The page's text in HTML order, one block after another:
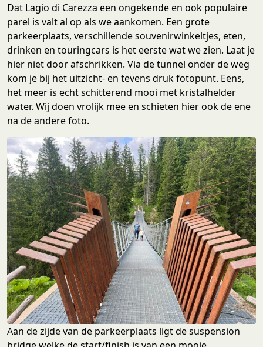
Dat Lagio di Carezza een ongekende en ook populaire
parel is valt al op als we aankomen. Een grote
parkeerplaats, verschillende souvenirwinkeltjes, eten,
drinken en touringcars is het eerste wat we zien. Laat je
hier niet door afschrikken. Via de tunnel onder de weg
kom je bij het uitzicht- en tevens druk fotopunt. Eens,
het meer is echt schitterend mooi met kristalhelder
water. Wij doen vrolijk mee en schieten hier ook de ene
na de andere foto.
Aan de zijde van de parkeerplaats ligt de suspension